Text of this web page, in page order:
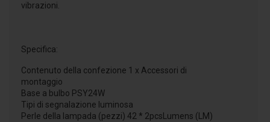
vibrazioni.
Specifica:
Contenuto della confezione 1 x Accessori di
montaggio
Base a bulbo PSY24W
Tipi di segnalazione luminosa
Perle della lampada (pezzi) 42 * 2pcsLumens (LM)